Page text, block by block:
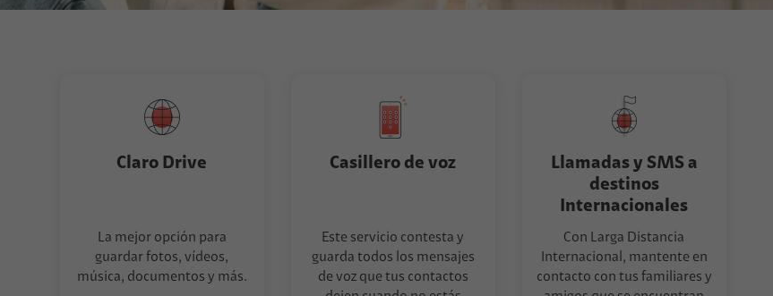
Claro Drive
La mejor opción para
guardar fotos, vídeos,
música, documentos y más.
Casillero de voz
Este servicio contesta y
guarda todos los mensajes
de voz que tus contactos
Llamadas y SMS a
destinos
Internacionales
Con Larga Distancia
Internacional, mantente en
contacto con tus familiares y